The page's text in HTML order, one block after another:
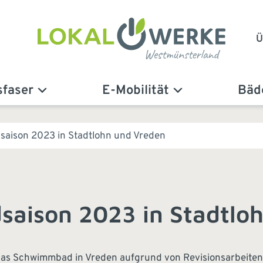
E-Mobilität
2023 in Stadtlohn und Vreden
2023 in
Schwimmbad in Vreden aufgrund von